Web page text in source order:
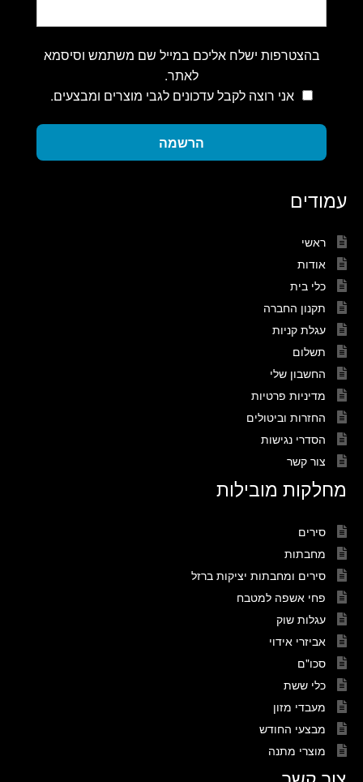
בהצטרפות ישלח אליכם במייל שם משתמש וסיסמא
לאתר.
אני רוצה לקבל עדכונים לגבי מוצרים ומבצעים.
הרשמה
עמודים
ראשי
אודות
כלי בית
תקנון החברה
עגלת קניות
תשלום
החשבון שלי
מדיניות פרטיות
החזרות וביטולים
הסדרי נגישות
צור קשר
מחלקות מובילות
סירים
מחבתות
סירים ומחבתות יציקות ברזל
פחי אשפה למטבח
עגלות שוק
אביזרי אידוי
סכו"ם
כלי ששת
מעבדי מזון
מבצעי החודש
מוצרי מתנה